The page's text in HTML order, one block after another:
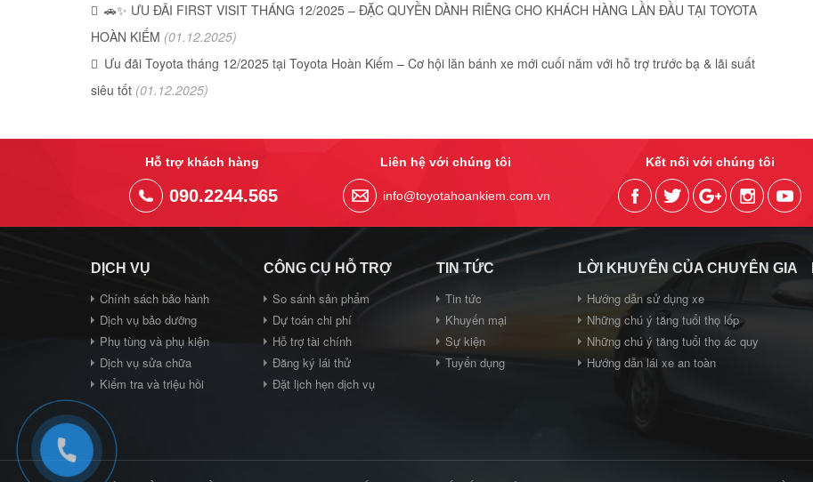
🚗✨ ƯU ĐÃI FIRST VISIT THÁNG 12/2025 – ĐẶC QUYỀN DÀNH RIÊNG CHO KHÁCH HÀNG LẦN ĐẦU TẠI TOYOTA
HOÀN KIẾM (01.12.2025)
Ưu đãi Toyota tháng 12/2025 tại Toyota Hoàn Kiếm – Cơ hội lăn bánh xe mới cuối năm với hỗ trợ trước bạ & lãi suất
siêu tốt (01.12.2025)
Hỗ trợ khách hàng
090.2244.565
Liên hệ với chúng tôi
info@toyotahoankiem.com.vn
Kết nối với chúng tôi
DỊCH VỤ
Chính sách bảo hành
Dịch vụ bảo dưỡng
Phụ tùng và phụ kiện
Dịch vụ sửa chữa
Kiểm tra và triệu hồi
CÔNG CỤ HỖ TRỢ
So sánh sản phẩm
Dự toán chi phí
Hỗ trợ tài chính
Đăng ký lái thử
Đặt lịch hẹn dịch vụ
TIN TỨC
Tin tức
Khuyến mại
Sự kiện
Tuyển dụng
LỜI KHUYÊN CỦA CHUYÊN GIA
Hướng dẫn sử dụng xe
Những chú ý tăng tuổi thọ lốp
Những chú ý tăng tuổi thọ ác quy
Hướng dẫn lái xe an toàn